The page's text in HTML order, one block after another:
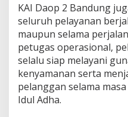
KAI Daop 2 Bandung
seluruh pelayanan
maupun selama
petugas operasional,
selalu siap melayani
kenyamanan serta
pelanggan selama
Idul Adha.